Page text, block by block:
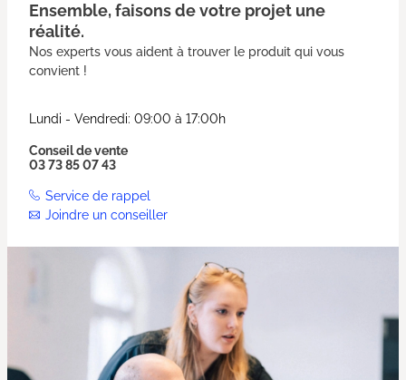
Ensemble, faisons de votre projet une
réalité.
Nos experts vous aident à trouver le produit qui vous
convient !
Lundi - Vendredi: 09:00 à 17:00h
Conseil de vente
03 73 85 07 43
Service de rappel
Joindre un conseiller